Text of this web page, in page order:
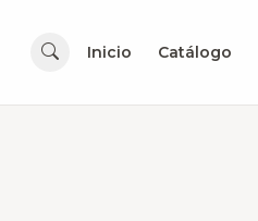
Inicio Catálogo